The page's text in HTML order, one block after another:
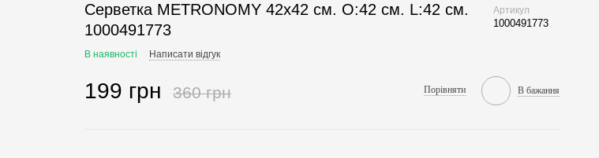
Серветка METRONOMY 42x42 см. O:42 см. L:42 см.
1000491773
Артикул
1000491773
В наявності Написати відгук
199 грн 360 грн Порівняти В бажання